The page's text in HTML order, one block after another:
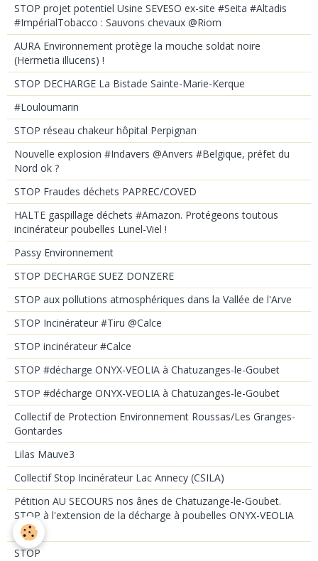
STOP projet potentiel Usine SEVESO ex-site #Seita #Altadis
#ImpérialTobacco : Sauvons chevaux @Riom
AURA Environnement protège la mouche soldat noire
(Hermetia illucens) !
STOP DECHARGE La Bistade Sainte-Marie-Kerque
#Louloumarin
STOP réseau chakeur hôpital Perpignan
Nouvelle explosion #Indavers @Anvers #Belgique, préfet du
Nord ok ?
STOP Fraudes déchets PAPREC/COVED
HALTE gaspillage déchets #Amazon. Protégeons toutous
incinérateur poubelles Lunel-Viel !
Passy Environnement
STOP DECHARGE SUEZ DONZERE
STOP aux pollutions atmosphériques dans la Vallée de l'Arve
STOP Incinérateur #Tiru @Calce
STOP incinérateur #Calce
STOP #décharge ONYX-VEOLIA à Chatuzanges-le-Goubet
STOP #décharge ONYX-VEOLIA à Chatuzanges-le-Goubet
Collectif de Protection Environnement Roussas/Les Granges-
Gontardes
Lilas Mauve3
Collectif Stop Incinérateur Lac Annecy (CSILA)
Pétition AU SECOURS nos ânes de Chatuzange-le-Goubet.
STOP à l'extension de la décharge à poubelles ONYX-VEOLIA
(26) !
STOP